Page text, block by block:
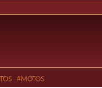
#MOTOS